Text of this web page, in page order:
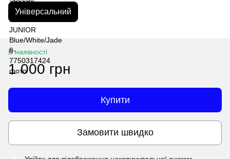
Універсальний
В наявності
1 000 грн
Купити
Замовити швидко